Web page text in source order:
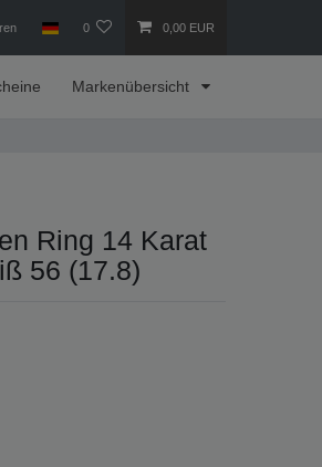
0 0,00 EUR
Markenübersicht
Ring 14 Karat
56 (17.8)